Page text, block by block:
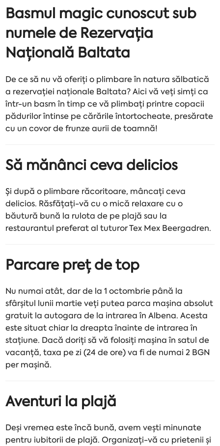
Basmul magic cunoscut sub
numele de Rezervația
Națională Baltata
De ce să nu vă oferiți o plimbare în natura sălbatică
a rezervației naționale Baltata? Aici vă veți simți ca
într-un basm în timp ce vă plimbați printre copacii
pădurilor întinse pe cărările întortocheate, presărate
cu un covor de frunze aurii de toamnă!
Să mănânci ceva delicios
Și după o plimbare răcoritoare, mâncați ceva
delicios. Răsfățați-vă cu o mică relaxare cu o
băutură bună la rulota de pe plajă sau la
restaurantul preferat al tuturor Tex Mex Beergadren.
Parcare preț de top
Nu numai atât, dar de la 1 octombrie până la
sfârșitul lunii martie veți putea parca mașina absolut
gratuit la autogara de la intrarea în Albena. Acesta
este situat chiar la dreapta înainte de intrarea în
stațiune. Dacă doriți să vă folosiți mașina în satul de
vacanță, taxa pe zi (24 de ore) va fi de numai 2 BGN
per mașină.
Aventuri la plajă
Deși vremea este încă bună, avem vești minunate
pentru iubitorii de plajă. Organizați-vă cu prietenii și